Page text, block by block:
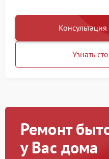
Узнать
Ремонт
у Вас дома